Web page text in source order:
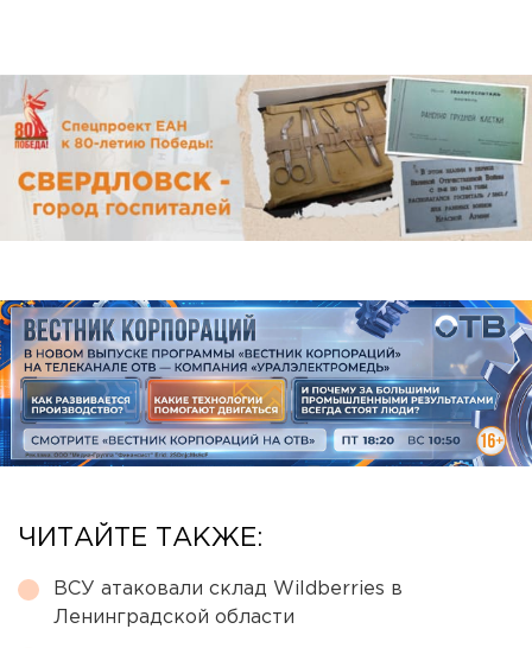
ЧИТАЙТЕ ТАКЖЕ:
ВСУ атаковали склад Wildberries в
Ленинградской области